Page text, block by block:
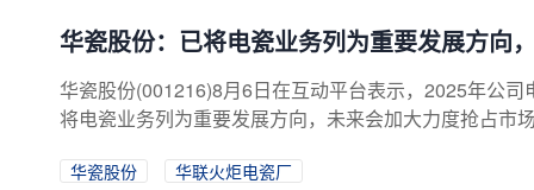
华瓷股份：已将电瓷业务列为重要发展方向
华瓷股份(001216)8月6日在互动平台表示，2025年公
将电瓷业务列为重要发展方向，未来会加大力度抢占市
单，如有达到披露标准的重大中标合同，公司将及时公
华瓷股份
华联火炬电瓷厂